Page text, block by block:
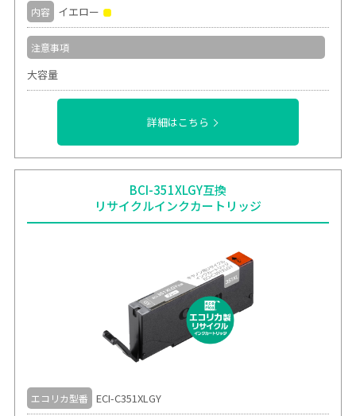
内容 イエロー
注意事項
大容量
詳細はこちら
BCI-351XLGY互換
リサイクルインクカートリッジ
エコリカ型番 ECI-C351XLGY